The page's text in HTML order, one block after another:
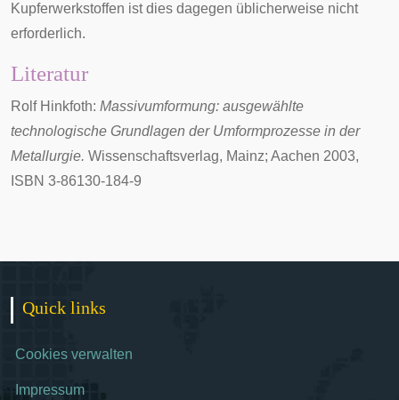
Kupferwerkstoffen ist dies dagegen üblicherweise nicht
erforderlich.
Literatur
Rolf Hinkfoth: Massivumformung: ausgewählte
technologische Grundlagen der Umformprozesse in der
Metallurgie. Wissenschaftsverlag, Mainz; Aachen 2003,
ISBN 3-86130-184-9
Quick links
Cookies verwalten
Impressum